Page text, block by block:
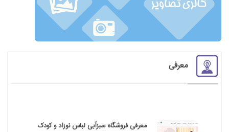
معرفی
معرفی فروشگاه سبزآبی لباس نوزاد و کودک